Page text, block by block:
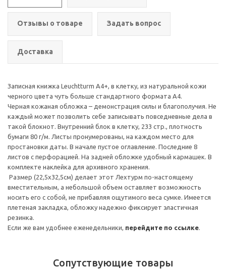
Отзывы о товаре Задать вопрос
Доставка
Записная книжка Leuchtturm А4+, в клетку, из натуральной кожи
черного цвета чуть больше стандартного формата А4.
Черная кожаная обложка – демонстрация силы и благополучия. Не
каждый может позволить себе записывать повседневные дела в
такой блокнот. Внутренний блок в клетку, 233 стр., плотность
бумаги 80 г/м. Листы пронумерованы, на каждом место для
простановки даты. В начале пустое оглавление. Последние 8
листов с перфорацией. На задней обложке удобный кармашек. В
комплекте наклейка для архивного хранения.
Размер (22,5х32,5см) делает этот Лехтурм по-настоящему
вместительным, а небольшой объем оставляет возможность
носить его с собой, не прибавляя ощутимого веса сумке. Имеется
плетеная закладка, обложку надежно фиксирует эластичная
резинка.
Если же вам удобнее еженедельники, перейдите по ссылке.
Сопутствующие товары